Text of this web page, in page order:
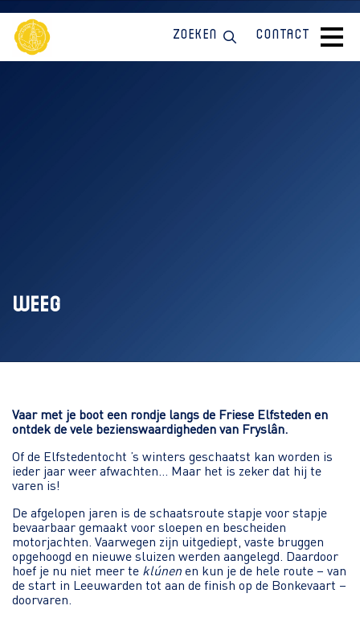
Zoeken Contact
weeg
Vaar met je boot een rondje langs de Friese Elfsteden en
ontdek de vele bezienswaardigheden van Fryslân.
Of de Elfstedentocht ’s winters geschaatst kan worden is
ieder jaar weer afwachten… Maar het is zeker dat hij te
varen is!
De afgelopen jaren is de schaatsroute stapje voor stapje
bevaarbaar gemaakt voor sloepen en bescheiden
motorjachten. Vaarwegen zijn uitgediept, vaste bruggen
opgehoogd en nieuwe sluizen werden aangelegd. Daardoor
hoef je nu niet meer te klúnen en kun je de hele route – van
de start in Leeuwarden tot aan de finish op de Bonkevaart –
doorvaren.